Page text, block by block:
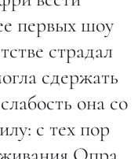
первых шоу
страдал
сдержать
она со
с тех пор